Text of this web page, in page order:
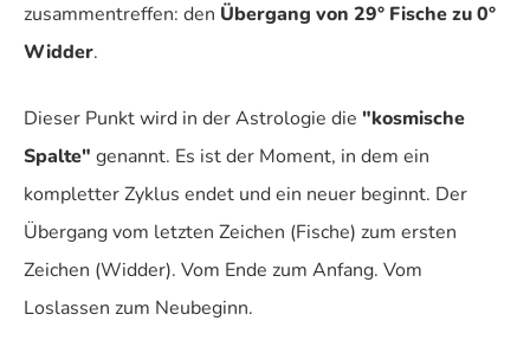
zusammentreffen: den Übergang von 29° Fische zu 0°
Widder.
Dieser Punkt wird in der Astrologie die "kosmische
Spalte" genannt. Es ist der Moment, in dem ein
kompletter Zyklus endet und ein neuer beginnt. Der
Übergang vom letzten Zeichen (Fische) zum ersten
Zeichen (Widder). Vom Ende zum Anfang. Vom
Loslassen zum Neubeginn.